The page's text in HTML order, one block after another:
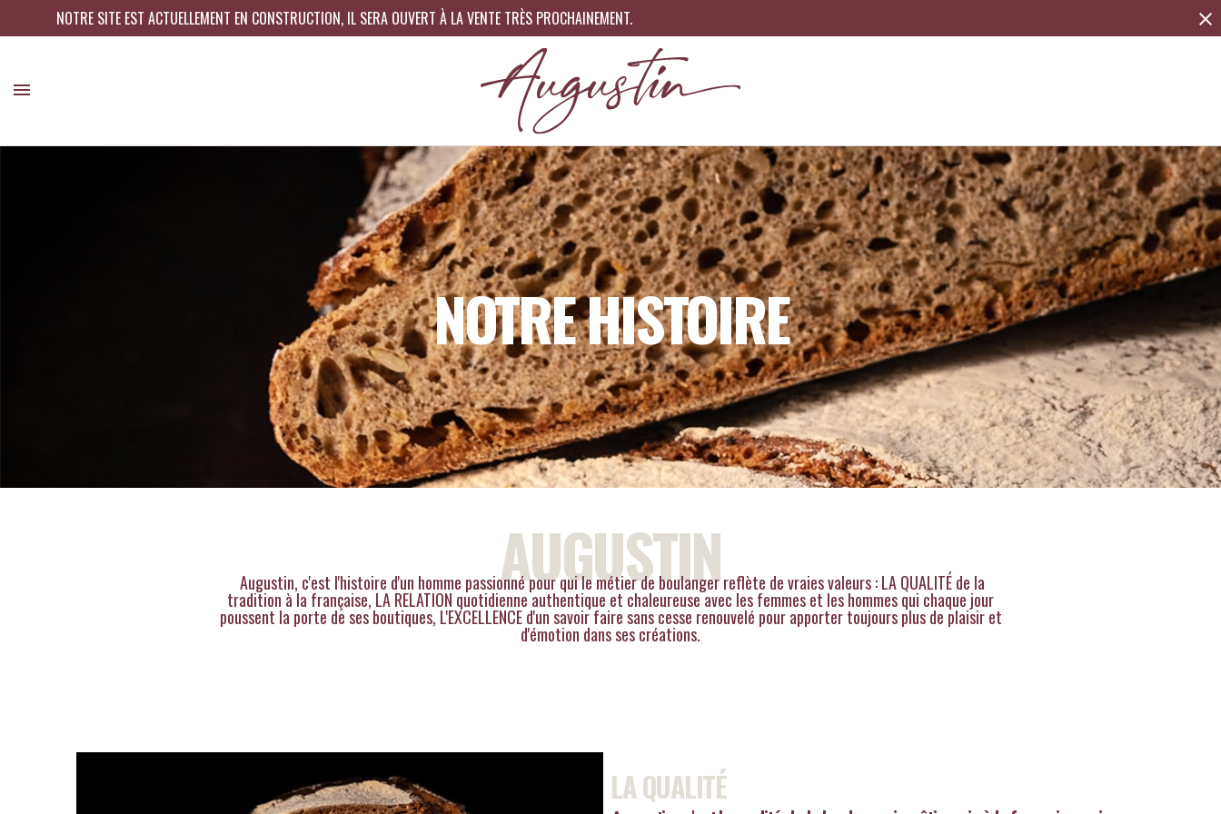
NOTRE SITE EST ACTUELLEMENT EN CONSTRUCTION, IL SERA OUVERT À LA VENTE TRÈS PROCHAINEMENT.
NOTRE HISTOIRE
AUGUSTIN
Augustin, c'est l'histoire d'un homme passionné pour qui le métier de boulanger reflète de vraies valeurs :LA QUALITÉ de la
tradition à la française, LA RELATION quotidienne authentique et chaleureuse avec les femmes et les hommes qui chaque jour
poussent la porte de ses boutiques, L'EXCELLENCE d'un savoir faire sans cesse renouvelé pour apporter toujours plus de plaisiret
d'émotion dans ses créations.
LA QUALITÉ